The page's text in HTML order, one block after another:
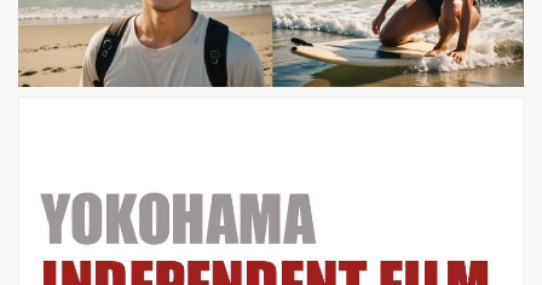
25歳の春です。 その頃、自作の上映を
通じて交遊のあった同世代の監督Kさ
んから誘われ、東映アニメーションに
その作...